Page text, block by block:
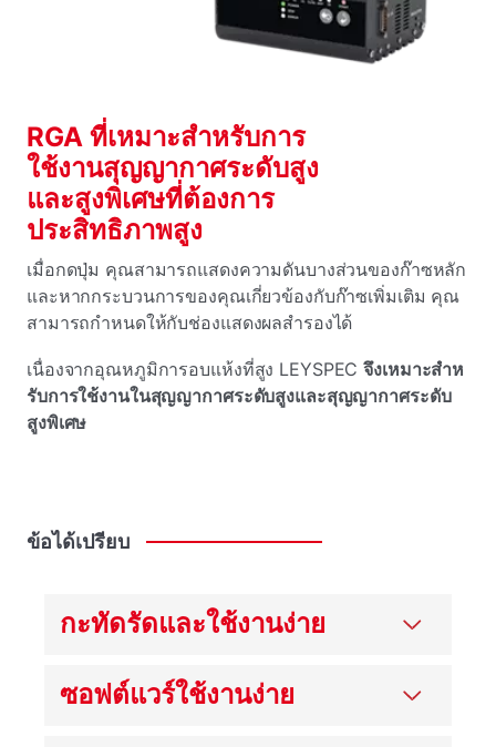
RGA ที่เหมาะสําหรับการ
ใช้งานสุญญากาศระดับสูง
และสูงพิเศษที่ต้องการ
ประสิทธิภาพสูง
เมื่อกดปุ่ม คุณสามารถแสดงความดันบางส่วนของก๊าซหลัก
และหากกระบวนการของคุณเกี่ยวข้องกับก๊าซเพิ่มเติม คุณ
สามารถกําหนดให้กับช่องแสดงผลสํารองได้
เนื่องจากอุณหภูมิการอบแห้งที่สูง LEYSPECจึงเหมาะสําห
รับการใช้งานในสุญญากาศระดับสูงและสุญญากาศระดับ
สูงพิเศษ
ข้อได้เปรียบ
กะทัดรัดและใช้งานง่าย
ซอฟต์แวร์ใช้งานง่าย